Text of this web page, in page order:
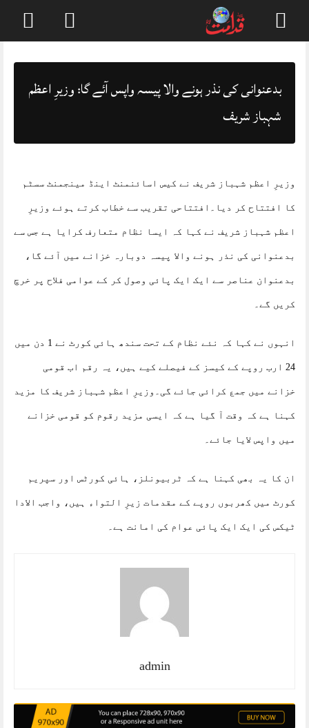
content
بدعنوانی کی نذر ہونے والا پیسہ واپس آئے گا: وزیرِ اعظم
شہباز شریف
وزیرِ اعظم شہباز شریف نے کیس اسائنمنٹ اینڈ مینجمنٹ سسٹم
کا افتتاح کر دیا۔افتتاحی تقریب سے خطاب کرتے ہوئے وزیرِ
اعظم شہباز شریف نے کہا کہ ایسا نظام متعارف کرایا ہے جس سے
بدعنوانی کی نذر ہونے والا پیسہ دوبارہ خزانے میں آئے گا،
بدعنوان عناصر سے ایک ایک پائی وصول کر کے عوامی فلاح پر خرچ
کریں گے۔
انہوں نے کہا کہ نئے نظام کے تحت سندھ ہائی کورٹ نے 1 دن میں
24 ارب روپے کے کیسز کے فیصلے کیے ہیں، یہ رقم اب قومی
خزانے میں جمع کرائی جائے گی۔وزیرِ اعظم شہباز شریف کا مزید
کہنا ہے کہ وقت آ گیا ہے کہ ایسی مزید رقوم کو قومی خزانے
میں واپس لایا جائے۔
ان کا یہ بھی کہنا ہے کہ ٹربیونلز، ہائی کورٹس اور سپریم
کورٹ میں کھربوں روپے کے مقدمات زیرِ التواء ہیں، واجب الادا
ٹیکس کی ایک ایک پائی عوام کی امانت ہے۔
admin